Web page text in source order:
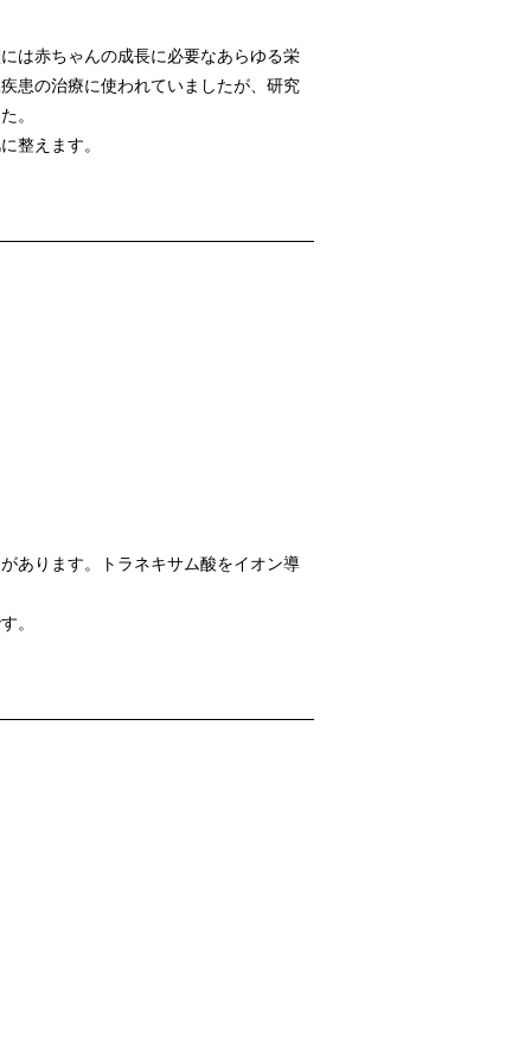
は赤ちゃんの成長に必要なあらゆる栄
患の治療に使われていましたが、研究
。
整えます。
あります。トラネキサム酸をイオン導
。